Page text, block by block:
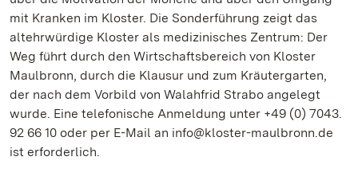
mit Kranken im Kloster. Die Sonderführung zeigt das
altehrwürdige Kloster als medizinisches Zentrum: Der
Weg führt durch den Wirtschaftsbereich von Kloster
Maulbronn, durch die Klausur und zum Kräutergarten,
der nach dem Vorbild von Walahfrid Strabo angelegt
wurde. Eine telefonische Anmeldung unter +49 (0) 7043.
92 66 10 oder per E-Mail an info@kloster-maulbronn.de
ist erforderlich.